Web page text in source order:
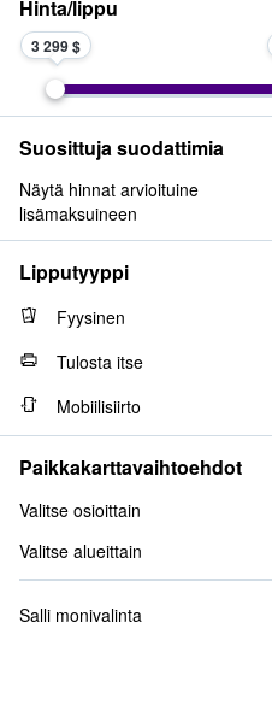
Hinta/lippu
3 299 $
Suosittuja suodattimia
Näytä hinnat arvioituine
lisämaksuineen
Lipputyyppi
Fyysinen
Tulosta itse
Mobiilisiirto
Paikkakarttavaihtoehdot
Valitse osioittain
Valitse alueittain
Salli monivalinta